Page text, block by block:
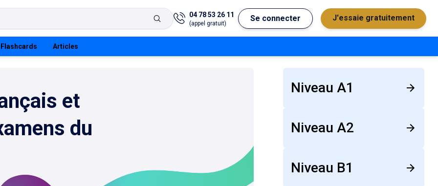
04 78 53 26 11
(appel gratuit)
Se connecter J'essaie gratuitement
Flashcards Articles
et
du
Niveau A1
Niveau A2
Niveau B1